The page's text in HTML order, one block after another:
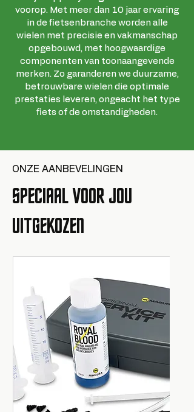
voorop. Met meer dan 10 jaar ervaring
in de fietsenbranche worden alle
wielen met precisie en vakmanschap
opgebouwd, met hoogwaardige
componenten van toonaangevende
merken. Zo garanderen we duurzame,
betrouwbare wielen die optimale
prestaties leveren, ongeacht het type
fiets of de omstandigheden.
ONZE AANBEVELINGEN
SPECIAAL VOOR JOU
UITGEKOZEN